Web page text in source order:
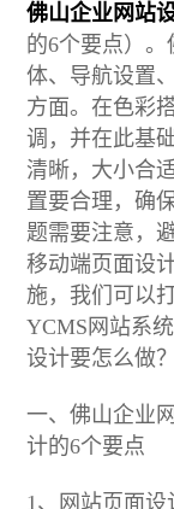
佛山企业网站
的6个要点）
体、导航设置
方面。在色彩
调，并在此基
清晰，大小合
置要合理，确
题需要注意，
移动端页面设
施，我们可以
YCMS网站系
设计要怎么做？
一、佛山企业
计的6个要点
1、网站页面设